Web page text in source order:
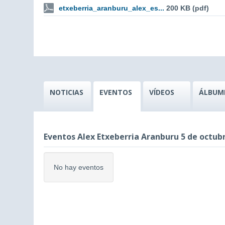
etxeberria_aranburu_alex_es... 200 KB (pdf)
NOTICIAS EVENTOS VÍDEOS
Eventos Alex Etxeberria Aranburu 5 de
No hay eventos